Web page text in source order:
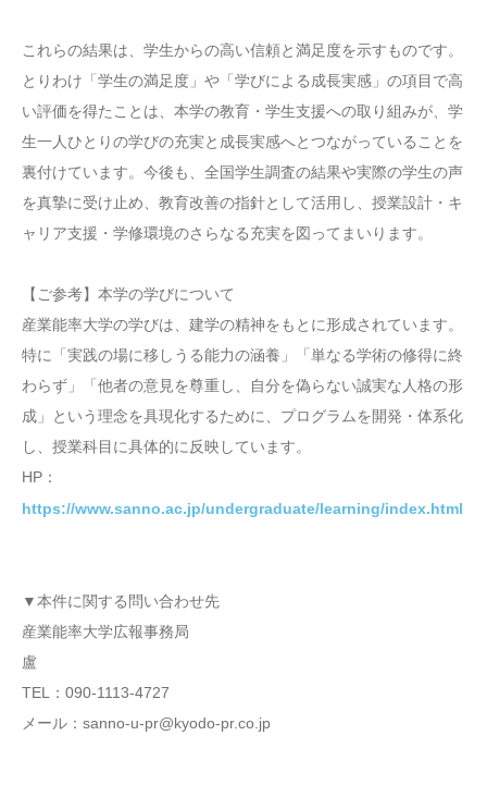
これらの結果は、学生からの高い信頼と満足度を示すものです。
とりわけ「学生の満足度」や「学びによる成長実感」の項目で高
い評価を得たことは、本学の教育・学生支援への取り組みが、学
生一人ひとりの学びの充実と成長実感へとつながっていることを
裏付けています。今後も、全国学生調査の結果や実際の学生の声
を真摯に受け止め、教育改善の指針として活用し、授業設計・キ
ャリア支援・学修環境のさらなる充実を図ってまいります。
【ご参考】本学の学びについて
産業能率大学の学びは、建学の精神をもとに形成されています。
特に「実践の場に移しうる能力の涵養」「単なる学術の修得に終
わらず」「他者の意見を尊重し、自分を偽らない誠実な人格の形
成」という理念を具現化するために、プログラムを開発・体系化
し、授業科目に具体的に反映しています。
HP：
https://www.sanno.ac.jp/undergraduate/learning/index.html
▼本件に関する問い合わせ先
産業能率大学広報事務局
盧
TEL：090-1113-4727
メール：sanno-u-pr@kyodo-pr.co.jp